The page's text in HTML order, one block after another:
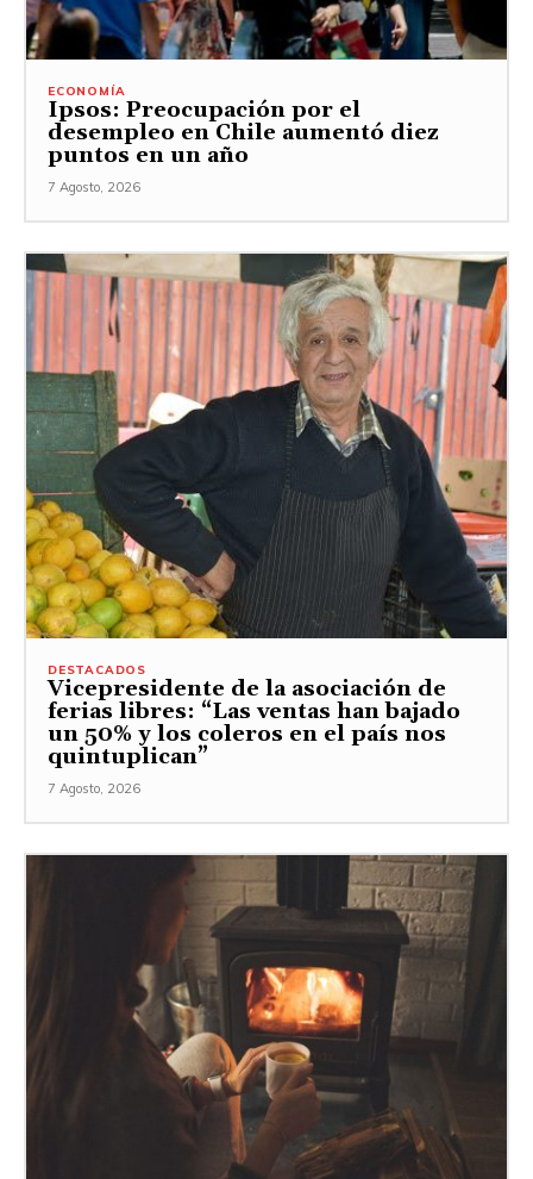
ECONOMÍA
Ipsos: Preocupación por el
desempleo en Chile aumentó diez
puntos en un año
7 Agosto, 2026
DESTACADOS
Vicepresidente de la asociación de
ferias libres: “Las ventas han bajado
un 50% y los coleros en el país nos
quintuplican”
7 Agosto, 2026